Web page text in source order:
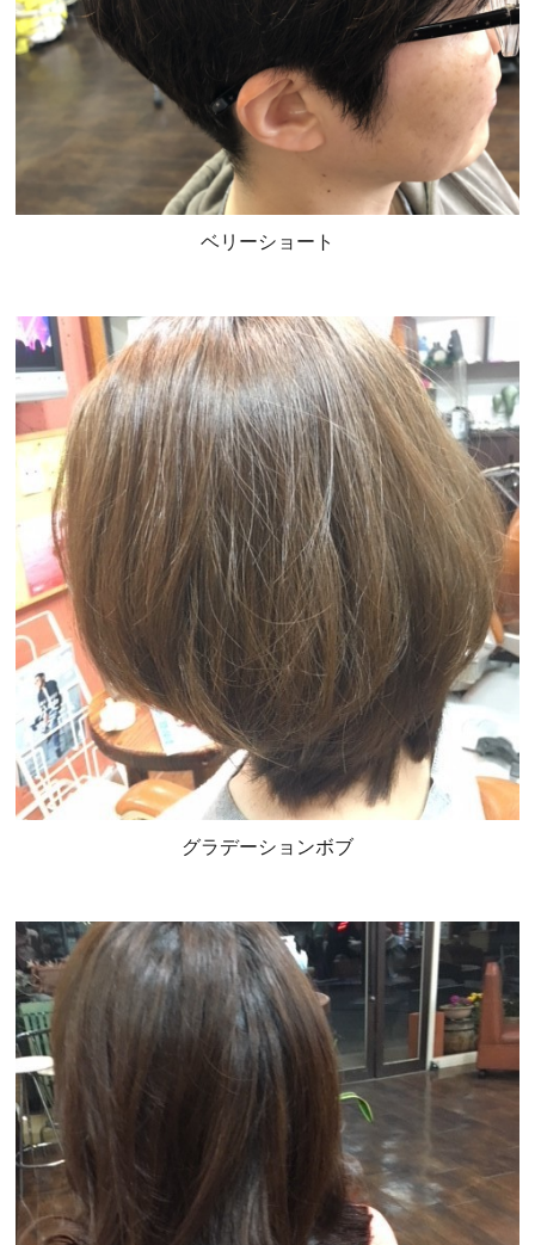
ベリーショート
グラデーションボブ